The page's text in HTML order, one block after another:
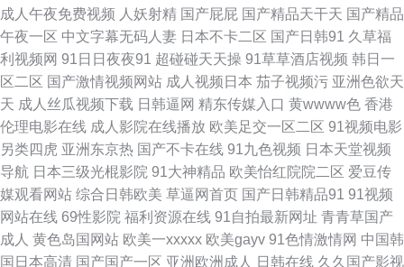
91男人视频 东方四虎 美女外面福利 第一婷婷基地 免费色片 手机看片玖玖草
丁香五月影院 国产精品情侣自拍 丝袜AV影院 91大片在线观看 av性爱片 国
产深夜福利 欧美A∨视频 日韩有码另类精品 尤物网站91 含羞草福利姬 久久
神马久久 五月花激情网 在线AV视频网站 亚洲热热 伊人影院伊思7 五月天国
产视频 日本中文字幕色 欧美野外性V 午夜狼友AV 国产成人内射 麻豆传媒吴
梦梦 日韩操逼AV 午夜精品少妇 AV熟女闻香 东京热AV电影 精品不卡视屏 欧
成人午夜免费视频 人妖射精 国产屁屁 国产精品天干天 国产精品
午夜一区 中文字幕无码人妻 日本不卡二区 国产日韩91 久草福
利视频网 91日日夜夜91 超碰碰天天操 91草草酒店视频 韩日一
区二区 国产激情视频网站 成人视频日本 茄子视频污 亚洲色欲天
天 成人丝瓜视频下载 日韩逼网 精东传媒入口 黄wwww色 香港
伦理电影在线 成人影院在线播放 欧美足交一区二区 91视频电影
另类四虎 亚洲东京热 国产不卡在线 91九色视频 日本天堂视频
导航 日本三级光棍影院 91大神精品 欧美怡红院院二区 爱豆传
媒观看网站 综合日韩欧美 草逼网首页 国产日韩精品91 91视频
网站在线 69性影院 福利资源在线 91自拍最新网址 青青草国产
成人 黄色岛国网站 欧美一xxxxx 欧美gayv 91色情激情网 中国韩
国日本高清 国产国产一区 亚洲欧洲成人 日韩在线 久久国产影视